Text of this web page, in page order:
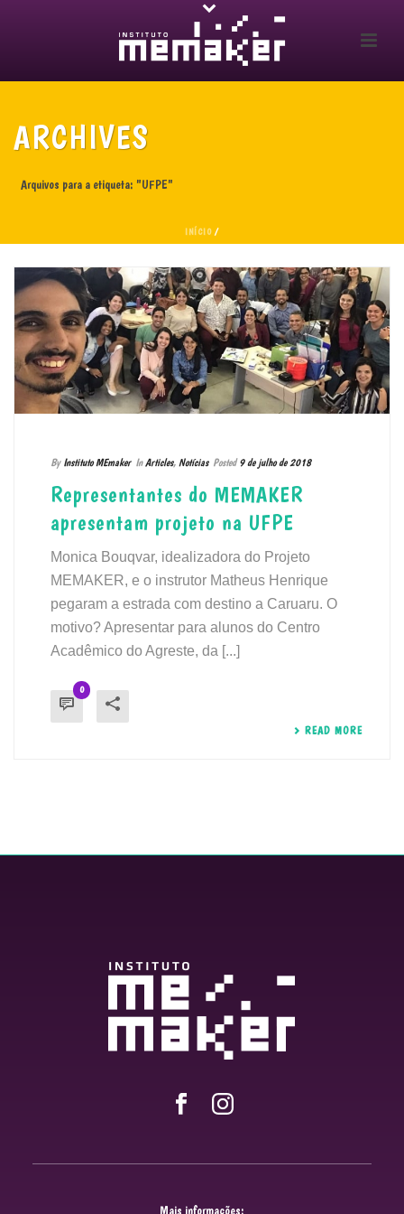
ARCHIVES
Arquivos para a etiqueta: "UFPE"
INÍCIO /
By Instituto MEmaker In Articles, Notícias Posted 9 de julho de 2018
Representantes do MEMAKER
apresentam projeto na UFPE
Monica Bouqvar, idealizadora do Projeto
MEMAKER, e o instrutor Matheus Henrique
pegaram a estrada com destino a Caruaru. O
motivo? Apresentar para alunos do Centro
Acadêmico do Agreste, da [...]
0
READ MORE
Mais informações: